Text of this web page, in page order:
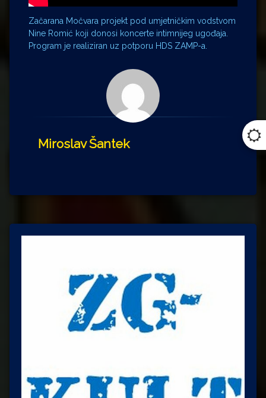
Začarana Močvara projekt pod umjetničkim vodstvom
Nine Romić koji donosi koncerte intimnijeg ugođaja.
Program je realiziran uz potporu HDS ZAMP-a.
Miroslav Šantek